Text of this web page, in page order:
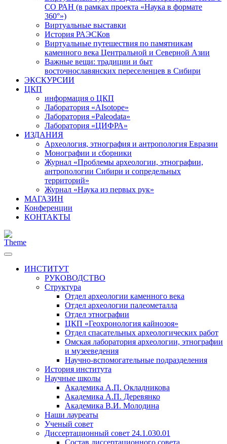
СО РАН (в рамках проекта «Наука в формате
360°»)
Виртуальные выставки
История РАЭСКов
Виртуальные путешествия по памятникам
каменного века Центральной и Северной Азии
Важные вещи: традиции и быт
восточнославянских переселенцев в Сибири
ЭКСКУРСИИ
ЦКП
информация о ЦКП
Лаборатория «AIsotope»
Лаборатория «Paleodata»
Лаборатория «ЦИФРА»
ИЗДАНИЯ
Археология, этнография и антропология Евразии
Монографии и сборники
Журнал «Проблемы археологии, этнографии,
антропологии Сибири и сопредельных
территорий»
Журнал «Наука из первых рук»
МАГАЗИН
Конференции
КОНТАКТЫ
ИНСТИТУТ
РУКОВОДСТВО
Структура
Отдел археологии каменного века
Отдел археологии палеометалла
Отдел этнографии
ЦКП «Геохронология кайнозоя»
Отдел спасательных археологических работ
Омская лаборатория археологии, этнографии
и музееведения
Научно-вспомогательные подразделения
История института
Научные школы
Академика А.П. Окладникова
Академика А.П. Деревянко
Академика В.И. Молодина
Наши лауреаты
Ученый совет
Диссертационный совет 24.1.030.01
Состав диссертационного совета